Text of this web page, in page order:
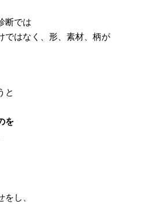
断では
ではなく、形、素材、柄が
と
を
し、